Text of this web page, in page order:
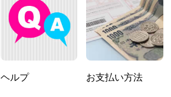
ヘルプ お支払い方法